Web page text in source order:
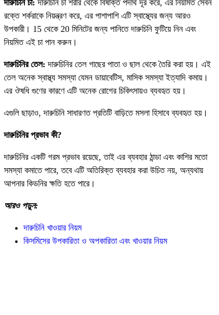
দারুচিনি চা: দারুচিনি চা শরীর থেকে বিষাক্ত পদার্থ দূর করে, এর নিয়মিত সেবন
রক্তে শর্করাকে নিয়ন্ত্রণ করে, এর পাশাপাশি এটি স্বাস্থ্যের জন্য আরও
উপকারী। 15 থেকে 20 মিনিটের জন্য পানিতে দারুচিনি ফুটিয়ে নিন এবং
নিয়মিত এই চা পান করুন।
দারুচিনির তেল: দারুচিনির তেল গাছের পাতা ও ছাল থেকে তৈরি করা হয়। এই
তেল অনেক স্বাস্থ্য সমস্যা যেমন ডায়াবেটিস, মাসিক সমস্যা ইত্যাদি কমায়।
এর ঔষধি গুণের কারণে এটি অনেক রোগের চিকিৎসায়ও ব্যবহৃত হয়।
এগুলি ছাড়াও, দারুচিনি সাধারণত প্রতিটি বাড়িতে মসলা হিসাবে ব্যবহৃত হয়।
দারুচিনির প্রভাব কী?
দারুচিনির একটি গরম প্রভাব রয়েছে, তাই এর ব্যবহার ঠান্ডা এবং কাশির মতো
সমস্যা কমাতে পারে, তবে এটি অতিরিক্ত ব্যবহার করা উচিত নয়, অন্যথায়
আপনার কিডনির ক্ষতি হতে পারে।
আরও পড়ুন:
দারুচিনি খাওয়ার নিয়ম
কিসমিসের উপকারিতা ও অপকারিতা এবং খাওয়ার নিয়ম